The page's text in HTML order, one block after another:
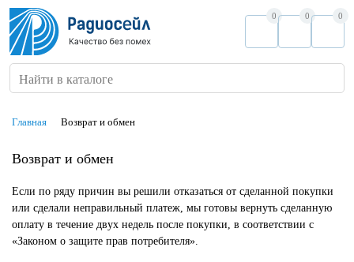
Найти в каталоге
0 0 0
Главная Возврат и обмен
Возврат и обмен
Если по ряду причин вы решили отказаться от сделанной покупки
или сделали неправильный платеж, мы готовы вернуть сделанную
оплату в течение двух недель после покупки, в соответствии с
«Законом о защите прав потребителя».